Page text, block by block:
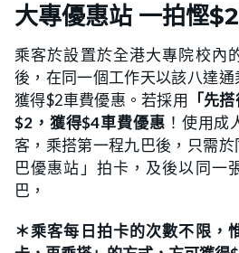
大專優惠站 一拍慳
乘客於設置於全港大專院校內
後，在同一個工作天以該八達
獲得$2車費優惠。若採用 「先
$2，獲得$4車費優惠 ！使用成
客，乘搭第一程九巴後，只需
巴優惠站」拍卡，及後以同一
巴，
＊乘客每日拍卡的次數不限，